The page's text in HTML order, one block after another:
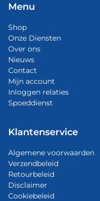
Menu
Shop
Onze Diensten
Over ons
Nieuws
Contact
Mijn account
Inloggen relaties
Spoeddienst
Klantenservice
Algemene voorwaarden
Verzendbeleid
Retourbeleid
Disclaimer
Cookiebeleid